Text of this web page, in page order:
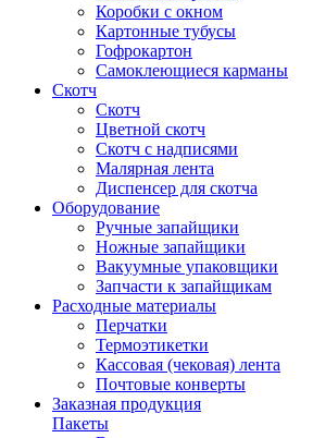
Коробки с окном
Картонные тубусы
Гофрокартон
Самоклеющиеся карманы
Скотч
Скотч
Цветной скотч
Скотч с надписями
Малярная лента
Диспенсер для скотча
Оборудование
Ручные запайщики
Ножные запайщики
Вакуумные упаковщики
Запчасти к запайщикам
Расходные материалы
Перчатки
Термоэтикетки
Кассовая (чековая) лента
Почтовые конверты
Заказная продукция
Пакеты